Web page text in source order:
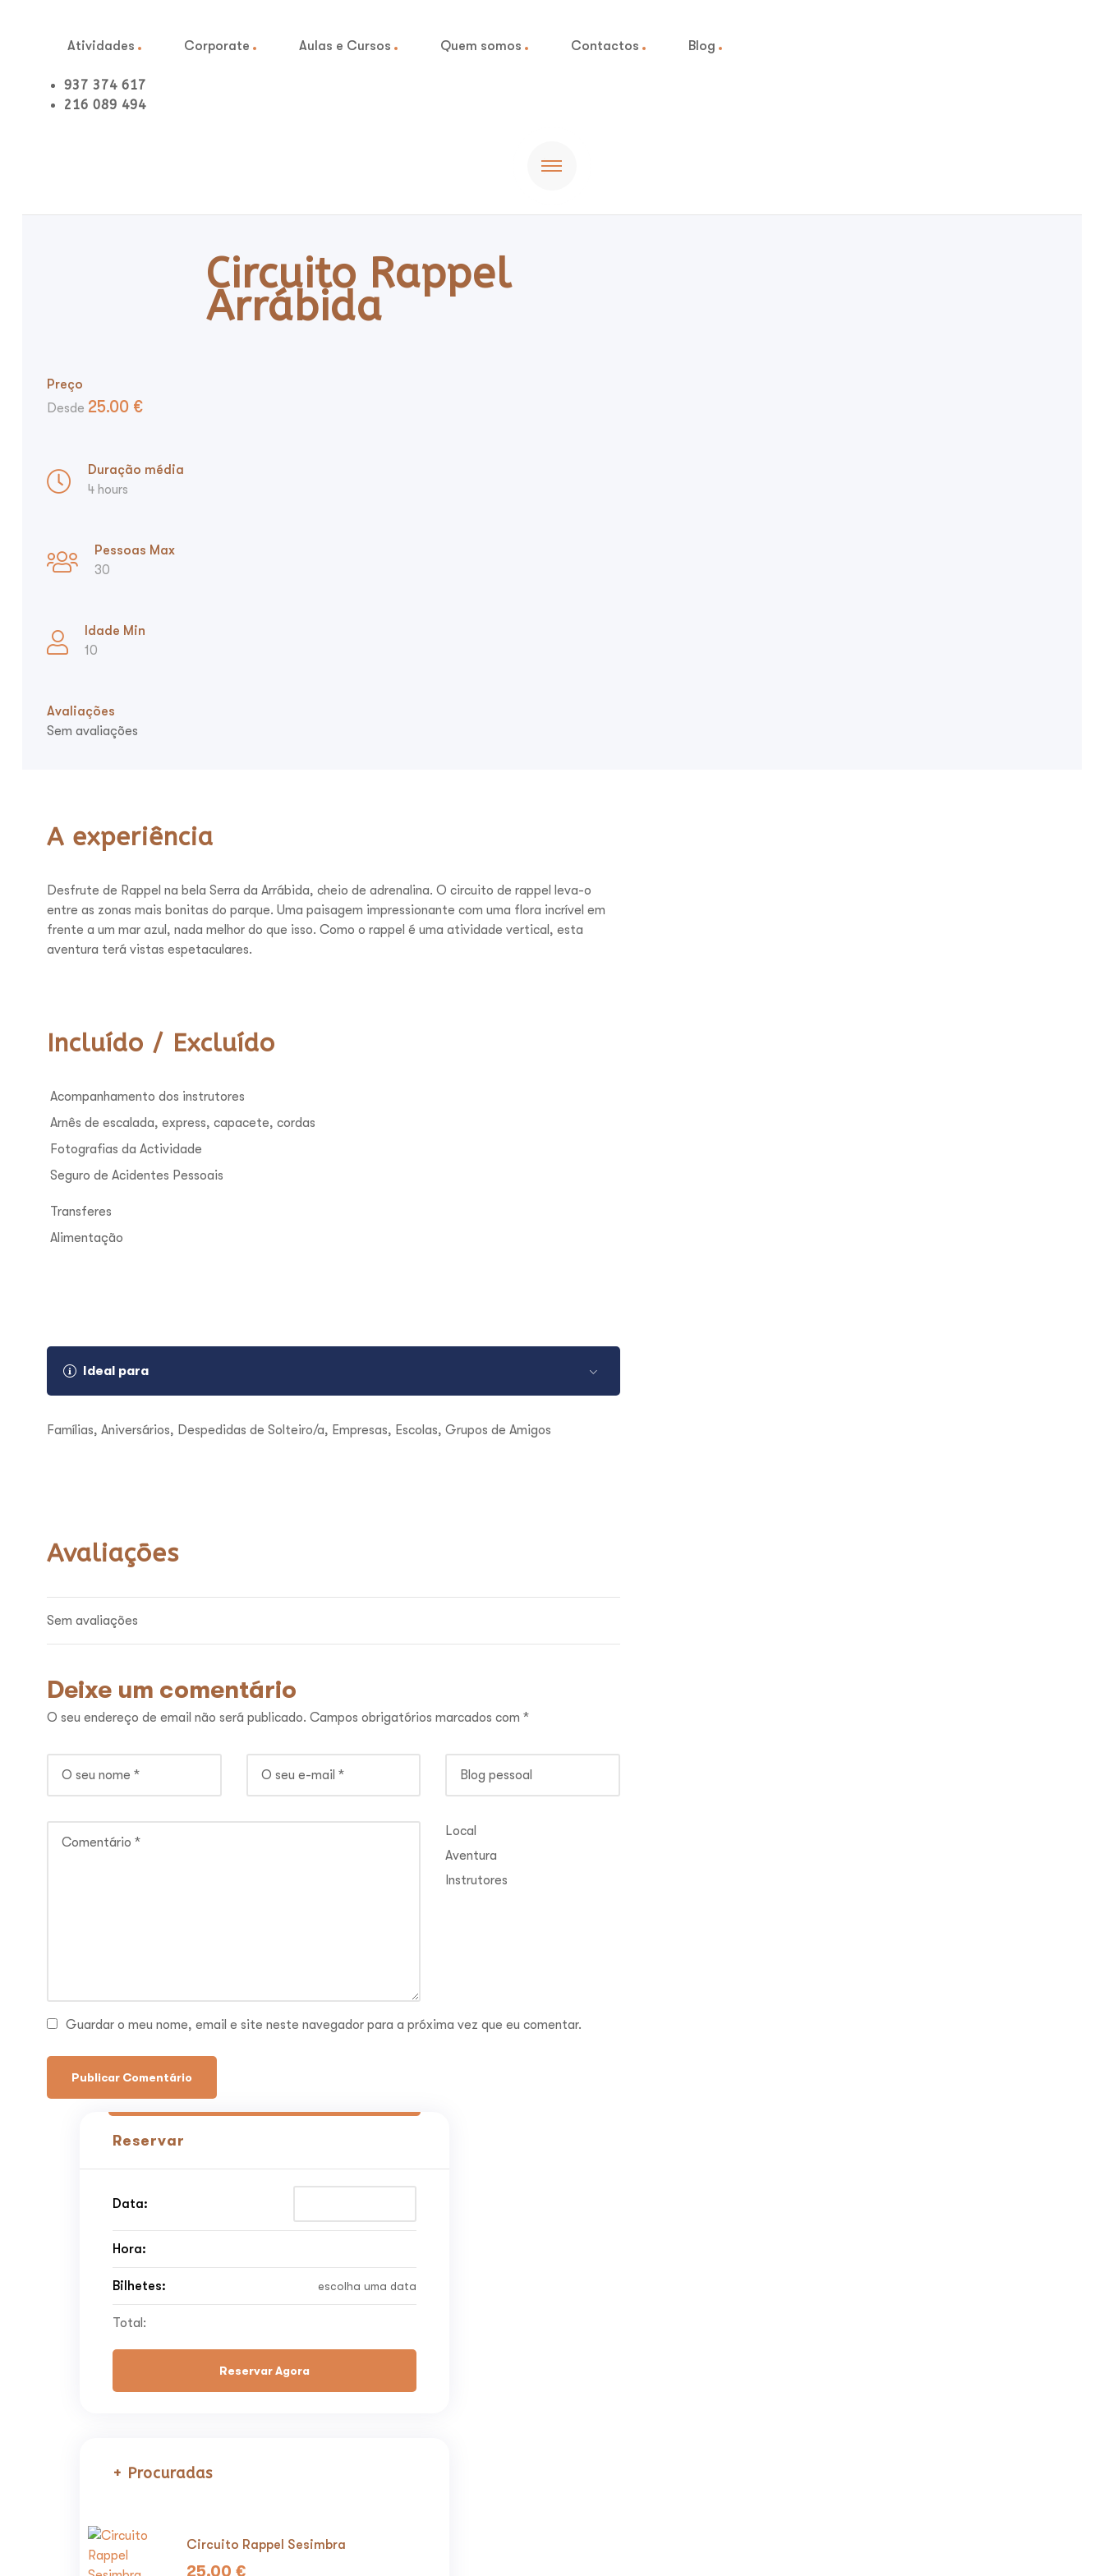
Atividades Corporate Aulas e Cursos Quem somos Contactos Blog
937 374 617
216 089 494
Circuito Rappel
Arrábida
Preço
Desde 25.00 €
Duração média
4 hours
Pessoas Max
30
Idade Min
10
Avaliações
Sem avaliações
A experiência
Desfrute de Rappel na bela Serra da Arrábida, cheio de adrenalina. O circuito de rappel
leva-o
entre as zonas mais bonitas do parque. Uma paisagem impressionante com uma flora incrível em
frente a um mar azul, nada melhor do que isso. Como o rappel é uma atividade vertical, esta
aventura terá vistas espetaculares.
Incluído / Excluído
Acompanhamento dos instrutores
Arnês de escalada, express, capacete, cordas
Fotografias da Actividade
Seguro de Acidentes Pessoais
Transferes
Alimentação
Ideal para
Famílias, Aniversários, Despedidas de Solteiro/a, Empresas, Escolas, Grupos de Amigos
Avaliações
Sem avaliações
Deixe um comentário
O seu endereço de email não será publicado. Campos obrigatórios marcados com *
Local
Aventura
Instrutores
Guardar o meu nome, email e site neste navegador para a próxima vez que eu comentar.
Reservar
Data:
Hora:
Bilhetes: escolha uma data
Total:
Reservar Agora
+ Procuradas
Circuito Rappel Sesimbra
25.00 €